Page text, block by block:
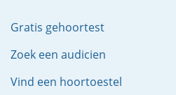
Gratis gehoortest
Zoek een audicien
Vind een hoortoestel